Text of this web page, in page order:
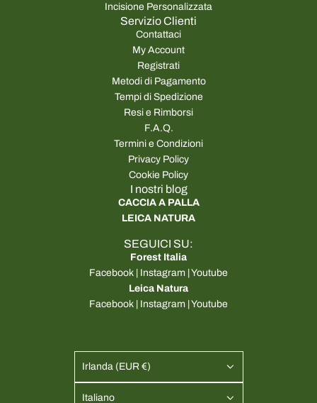
Incisione Personalizzata
Servizio Clienti
Contattaci
My Account
Registrati
Metodi di Pagamento
Tempi di Spedizione
Resi e Rimborsi
F.A.Q.
Termini e Condizioni
Privacy Policy
Cookie Policy
I nostri blog
CACCIA A PALLA
LEICA NATURA
SEGUICI SU:
Forest Italia
Facebook | Instagram |Youtube
Leica Natura
Facebook | Instagram |Youtube
Irlanda (EUR €)
Italiano